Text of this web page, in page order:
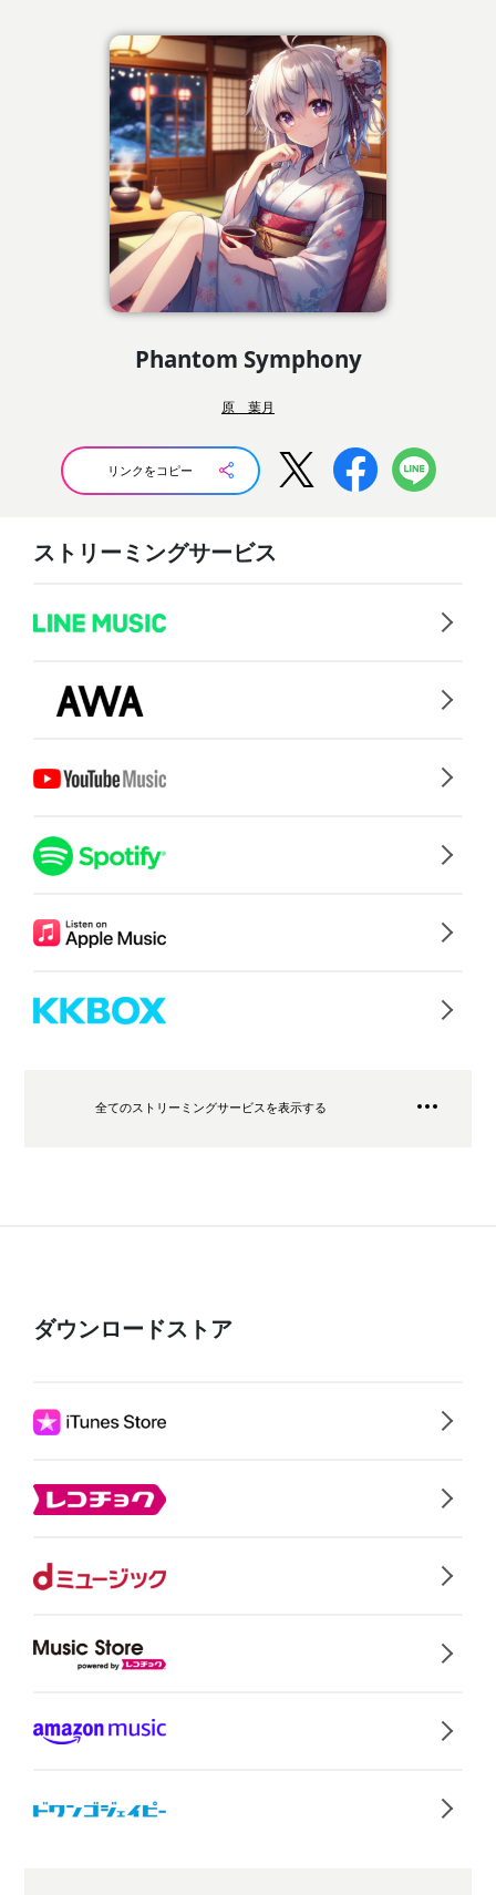
Phantom Symphony
原 葉月
リンクをコピー
ストリーミングサービス
全てのストリーミングサービスを表示する
ダウンロードストア